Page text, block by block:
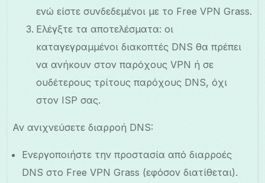
ενώ είστε συνδεδεμένοι με το Free VPN Grass.
Ελέγξτε τα αποτελέσματα: οι
καταγεγραμμένοι διακοπτές DNS θα πρέπει
να ανήκουν στον παρόχους VPN ή σε
ουδέτερους τρίτους παρόχους DNS, όχι
στον ISP σας.
Αν ανιχνεύσετε διαρροή DNS:
Ενεργοποιήστε την προστασία από διαρροές
DNS στο Free VPN Grass (εφόσον διατίθεται).